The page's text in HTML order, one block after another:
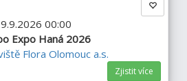
00:00
Expo Haná 2026
Flora Olomouc a.s.
Zjistit více